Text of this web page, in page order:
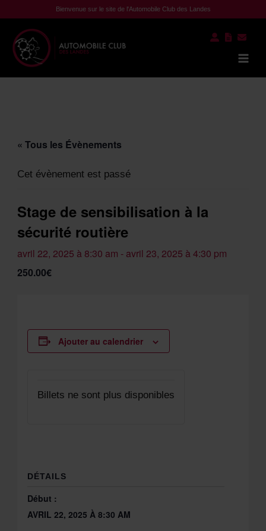
au
contenu
Bienvenue sur le site de l'Automobile Club des Landes
« Tous les Évènements
Cet évènement est passé
Stage de sensibilisation à la
sécurité routière
avril 22, 2025 à 8:30 am - avril 23, 2025 à 4:30 pm
250.00€
Ajouter au calendrier
DÉTAILS
Début :
AVRIL 22, 2025 À 8:30 AM
Billets ne sont plus disponibles